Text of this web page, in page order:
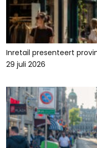
Inretail presenteert
29 juli 2026